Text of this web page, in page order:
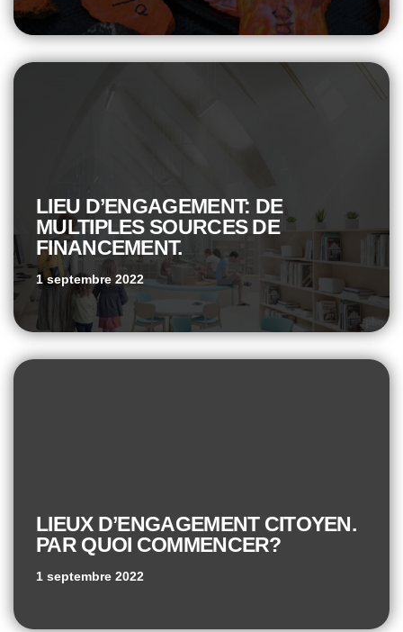
LIEU D’ENGAGEMENT: DE
MULTIPLES SOURCES DE
FINANCEMENT.
1 septembre 2022
LIEUX D’ENGAGEMENT CITOYEN.
PAR QUOI COMMENCER?
1 septembre 2022